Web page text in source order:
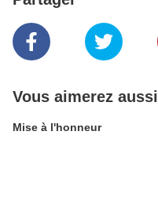
Vous aimerez aussi
Mise à l'honneur